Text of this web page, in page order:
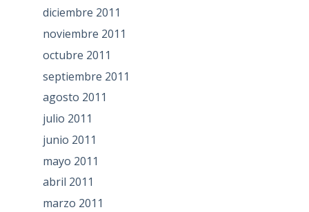
diciembre 2011
noviembre 2011
octubre 2011
septiembre 2011
agosto 2011
julio 2011
junio 2011
mayo 2011
abril 2011
marzo 2011